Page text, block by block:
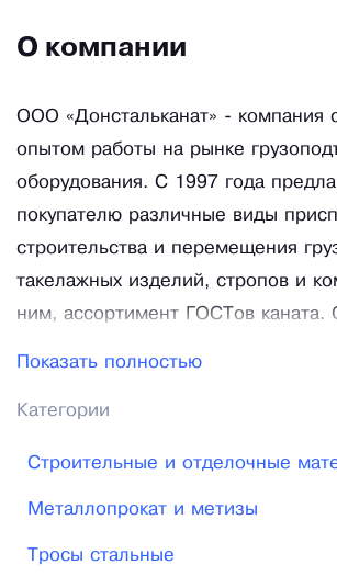
О компании
ООО «Донстальканат» - компания
опытом работы на рынке
оборудования. С 1997 года
покупателю различные виды
строительства и перемещения
такелажных изделий, стропов и
ним, ассортимент ГОСТов каната.
производства серийной продукции
предприятия;
специалисты в сфере
Показать полностью
Категории
Строительные и отделочные
Металлопрокат и метизы
Тросы стальные